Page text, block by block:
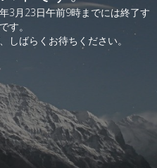
3月23日午前9時までには終了す
す。
しばらくお待ちください。